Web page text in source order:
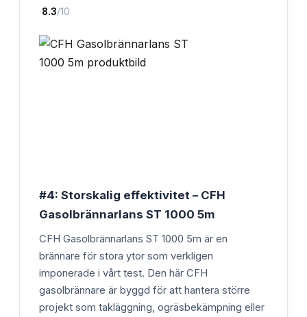
·8.3/10
#4: Storskalig effektivitet – CFH
Gasolbrännarlans ST 1000 5m
CFH Gasolbrännarlans ST 1000 5m är en
brännare för stora ytor som verkligen
imponerade i vårt test. Den här CFH
gasolbrännare är byggd för att hantera större
projekt som takläggning, ogräsbekämpning eller